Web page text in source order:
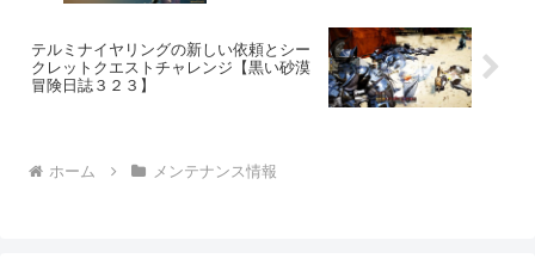
テルミナイヤリングの新しい依頼とシー
クレットクエストチャレンジ【黒い砂漠
冒険日誌３２３】
ホーム メンテナンス情報